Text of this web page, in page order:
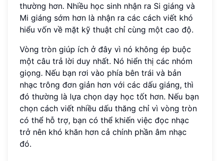
thường hơn. Nhiều học sinh nhận ra Si giáng và
Mi giáng sớm hơn là nhận ra các cách viết khó
hiểu vốn về mặt kỹ thuật chỉ cùng một cao độ.
Vòng tròn giúp ích ở đây vì nó không ép buộc
một câu trả lời duy nhất. Nó hiển thị các nhóm
giọng. Nếu bạn rơi vào phía bên trái và bản
nhạc trông đơn giản hơn với các dấu giáng, thì
đó thường là lựa chọn dạy học tốt hơn. Nếu bạn
chọn cách viết nhiều dấu thăng chỉ vì vòng tròn
có thể hỗ trợ, bạn có thể khiến việc đọc nhạc
trở nên khó khăn hơn cả chính phần âm nhạc
đó.